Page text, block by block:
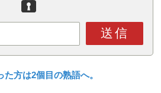
送信
た方は2個目の熟語へ。